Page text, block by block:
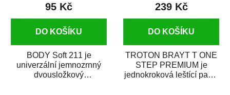
95 Kč
DO KOŠÍKU
BODY Soft 211 je
univerzální jemnozrnný
dvousložkový
239 Kč
DO KOŠÍKU
TROTON BRAYT T ONE
STEP PREMIUM je
jednokroková leštící pasta